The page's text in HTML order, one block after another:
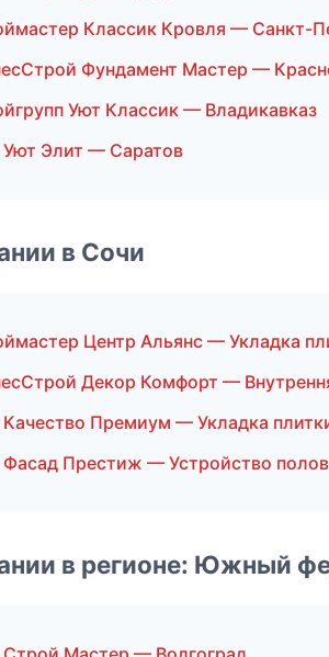
Классик Кровля — Санкт-
Фундамент Мастер —
Уют Классик — Владикавказ
Элит — Саратов
в Сочи
Центр Альянс — Укладка
Декор Комфорт —
Премиум — Укладка
Престиж — Устройство полов
в регионе: Южный